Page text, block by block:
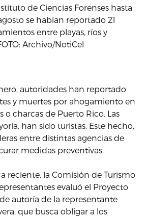
de Ciencias Forenses hasta
se habían reportado 21
entre playas, ríos y
Archivo/NotiCel
autoridades han reportado
y muertes por ahogamiento en
o charcas de Puerto Rico. Las
han sido turistas. Este hecho,
entre distintas agencias de
medidas preventivas.
reciente, la Comisión de Turismo
evaluó el Proyecto
autoría de la representante
que busca obligar a los